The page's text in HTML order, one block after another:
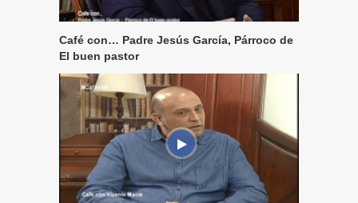
Café con… Padre Jesús García, Párroco de
El buen pastor